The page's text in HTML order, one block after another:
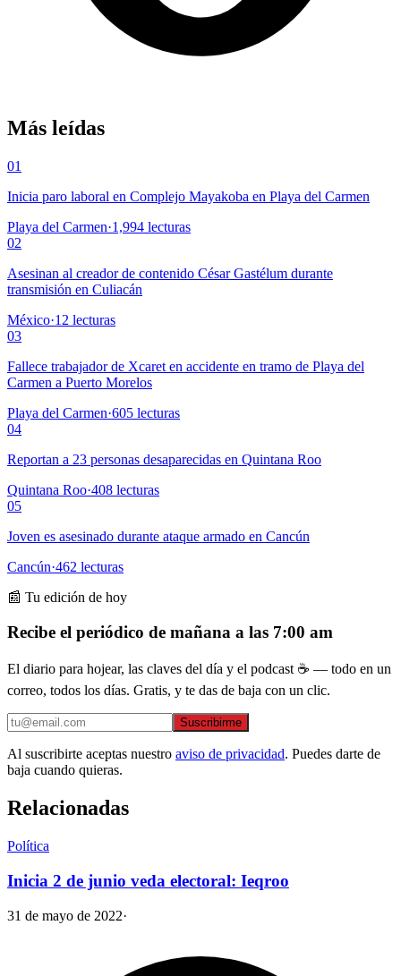
Más leídas
01
Inicia paro laboral en Complejo Mayakoba en Playa del Carmen
Playa del Carmen·1,994 lecturas
02
Asesinan al creador de contenido César Gastélum durante
transmisión en Culiacán
México·12 lecturas
03
Fallece trabajador de Xcaret en accidente en tramo de Playa del
Carmen a Puerto Morelos
Playa del Carmen·605 lecturas
04
Reportan a 23 personas desaparecidas en Quintana Roo
Quintana Roo·408 lecturas
05
Joven es asesinado durante ataque armado en Cancún
Cancún·462 lecturas
📰 Tu edición de hoy
Recibe el periódico de mañana a las 7:00 am
El diario para hojear, las claves del día y el podcast ☕ — todo en un
correo, todos los días. Gratis, y te das de baja con un clic.
Suscribirme
Al suscribirte aceptas nuestro aviso de privacidad. Puedes darte de
baja cuando quieras.
Relacionadas
Política
Inicia 2 de junio veda electoral: Ieqroo
31 de mayo de 2022·